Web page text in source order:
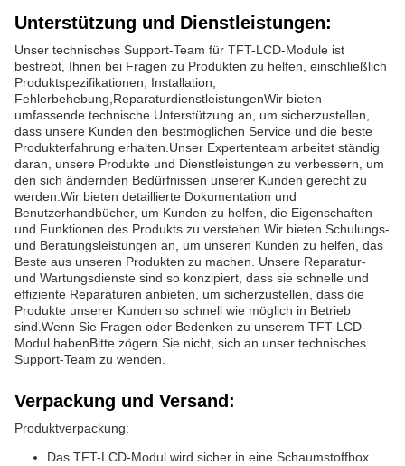
Unterstützung und Dienstleistungen:
Unser technisches Support-Team für TFT-LCD-Module ist
bestrebt, Ihnen bei Fragen zu Produkten zu helfen, einschließlich
Produktspezifikationen, Installation,
Fehlerbehebung,ReparaturdienstleistungenWir bieten
umfassende technische Unterstützung an, um sicherzustellen,
dass unsere Kunden den bestmöglichen Service und die beste
Produkterfahrung erhalten.Unser Expertenteam arbeitet ständig
daran, unsere Produkte und Dienstleistungen zu verbessern, um
den sich ändernden Bedürfnissen unserer Kunden gerecht zu
werden.Wir bieten detaillierte Dokumentation und
Benutzerhandbücher, um Kunden zu helfen, die Eigenschaften
und Funktionen des Produkts zu verstehen.Wir bieten Schulungs-
und Beratungsleistungen an, um unseren Kunden zu helfen, das
Beste aus unseren Produkten zu machen. Unsere Reparatur-
und Wartungsdienste sind so konzipiert, dass sie schnelle und
effiziente Reparaturen anbieten, um sicherzustellen, dass die
Produkte unserer Kunden so schnell wie möglich in Betrieb
sind.Wenn Sie Fragen oder Bedenken zu unserem TFT-LCD-
Modul habenBitte zögern Sie nicht, sich an unser technisches
Support-Team zu wenden.
Verpackung und Versand:
Produktverpackung:
Das TFT-LCD-Modul wird sicher in eine Schaumstoffbox